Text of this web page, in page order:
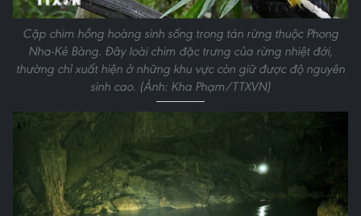
Cặp chim hồng hoàng sinh sống trong tán rừng thuộc Phong
Nha-Kẻ Bàng. Đây loài chim đặc trưng của rừng nhiệt đới,
thường chỉ xuất hiện ở những khu vực còn giữ được độ nguyên
sinh cao. (Ảnh: Kha Phạm/TTXVN)